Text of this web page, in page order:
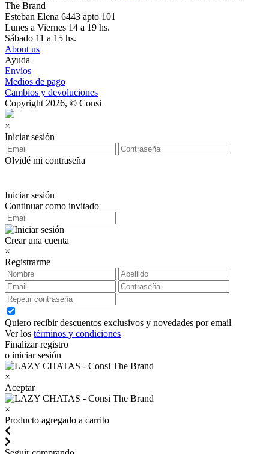
The Brand
Esteban Elena 6443 apto 101
Lunes a Viernes 14 a 19 hs.
Sábado 11 a 15 hs.
About us
Ayuda
Envíos
Medios de pago
Cambios y devoluciones
Copyright 2026, © Consi
×
Iniciar sesión
Olvidé mi contraseña
Iniciar sesión
Continuar como invitado
Crear una cuenta
×
Registrarme
Quiero recibir descuentos exclusivos y novedades por email
Ver los términos y condiciones
Finalizar registro
o iniciar sesión
×
Aceptar
×
Producto agregado a carrito